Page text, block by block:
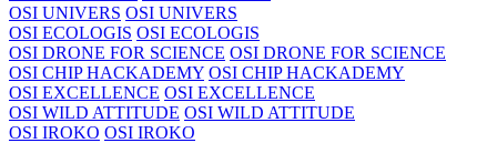
OSI UNIVERS OSI UNIVERS
OSI ECOLOGIS OSI ECOLOGIS
OSI DRONE FOR SCIENCE OSI DRONE FOR SCIENCE
OSI CHIP HACKADEMY OSI CHIP HACKADEMY
OSI EXCELLENCE OSI EXCELLENCE
OSI WILD ATTITUDE OSI WILD ATTITUDE
OSI IROKO OSI IROKO